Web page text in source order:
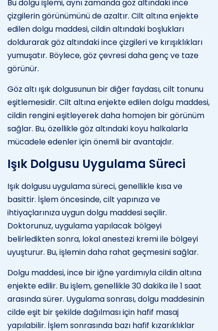
Bu dolgu işlemi, aynı zamanda göz altındaki ince
çizgilerin görünümünü de azaltır. Cilt altına enjekte
edilen dolgu maddesi, cildin altındaki boşlukları
doldurarak göz altındaki ince çizgileri ve kırışıklıkları
yumuşatır. Böylece, göz çevresi daha genç ve taze
görünür.
Göz altı ışık dolgusunun bir diğer faydası, cilt tonunu
eşitlemesidir. Cilt altına enjekte edilen dolgu maddesi,
cildin rengini eşitleyerek daha homojen bir görünüm
sağlar. Bu, özellikle göz altındaki koyu halkalarla
mücadele edenler için önemli bir avantajdır.
Işık Dolgusu Uygulama Süreci
Işık dolgusu uygulama süreci, genellikle kısa ve
basittir. İşlem öncesinde, cilt yapınıza ve
ihtiyaçlarınıza uygun dolgu maddesi seçilir.
Doktorunuz, uygulama yapılacak bölgeyi
belirledikten sonra, lokal anestezi kremi ile bölgeyi
uyuşturur. Bu, işlemin daha rahat geçmesini sağlar.
Dolgu maddesi, ince bir iğne yardımıyla cildin altına
enjekte edilir. Bu işlem, genellikle 30 dakika ile 1 saat
arasında sürer. Uygulama sonrası, dolgu maddesinin
cilde eşit bir şekilde dağılması için hafif masaj
yapılabilir. İşlem sonrasında bazı hafif kızarıklıklar